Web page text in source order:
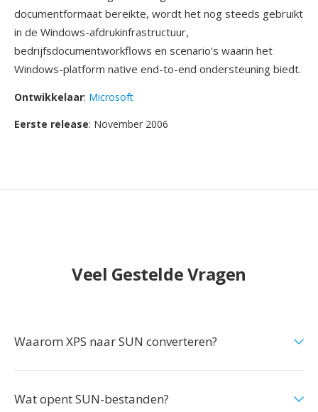
documentformaat bereikte, wordt het nog steeds gebruikt
in de Windows-afdrukinfrastructuur,
bedrijfsdocumentworkflows en scenario's waarin het
Windows-platform native end-to-end ondersteuning biedt.
Ontwikkelaar: Microsoft
Eerste release: November 2006
Veel Gestelde Vragen
Waarom XPS naar SUN converteren?
Wat opent SUN-bestanden?